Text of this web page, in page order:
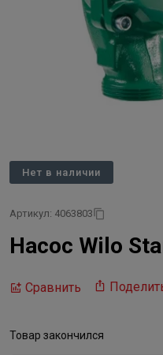
Нет в наличии
Артикул: 4063803
Насос Wilo
Сравнить
Товар закончился